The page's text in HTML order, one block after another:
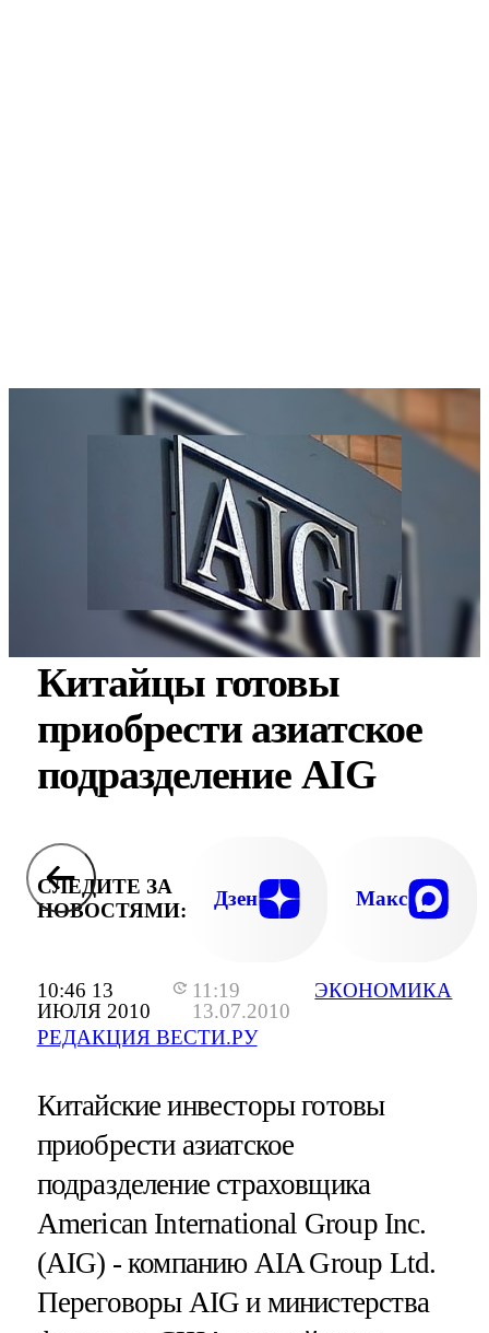
10:46 13
ИЮЛЯ 2010
11:19
13.07.2010
РЕДАКЦИЯ ВЕСТИ.РУ
ЭКОНОМИКА
Китайцы готовы
приобрести азиатское
подразделение AIG
СЛЕДИТЕ ЗА
НОВОСТЯМИ:
Дзен Макс
Китайские инвесторы готовы
приобрести азиатское
подразделение страховщика
American International Group Inc.
(AIG) - компанию AIA Group Ltd.
Переговоры AIG и министерства